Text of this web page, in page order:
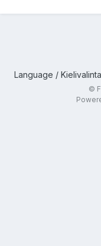
Language / Kielivalinta
©